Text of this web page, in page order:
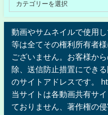
動画やサムネイルで使用
等は全てその権利所有者
ございません。お客様か
除、送信防止措置にでき
のサイトアドレスです。
当サイトは各動画共有サ
ておりません、著作権の